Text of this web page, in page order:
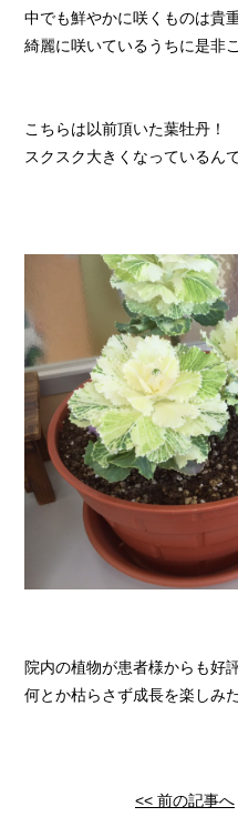
中でも鮮やかに咲くものは貴
綺麗に咲いているうちに是非
こちらは以前頂いた葉牡丹！
スクスク大きくなっているん
院内の植物が患者様からも好
何とか枯らさず成長を楽しみ
<< 前の記事へ